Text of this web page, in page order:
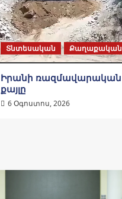
Տնտեսական Քաղաքական
Իրանի ռազմավարական
քայլը
6 Օգոստոս, 2026